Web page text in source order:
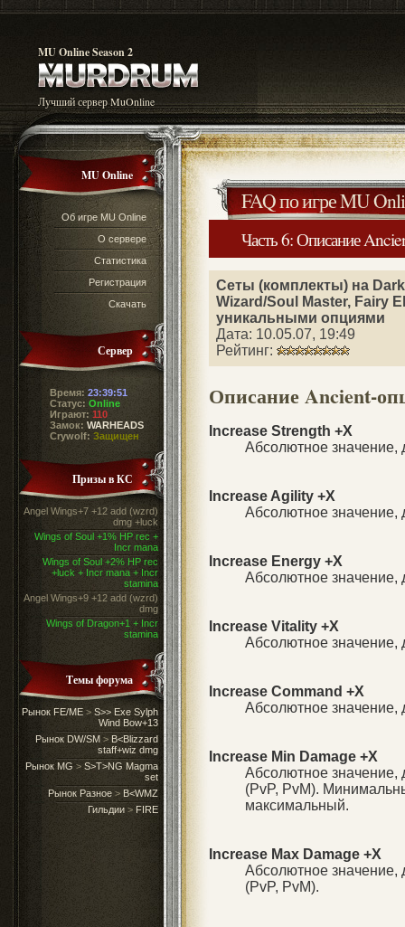
MU Online Season 2
Лучший сервер MuOnline
MU Online
Об игре MU Online
О сервере
Статистика
Регистрация
Скачать
Сервер
Время: 23:39:52
Статус: Online
Играют: 110
Замок: WARHEADS
Crywolf: Защищен
Призы в КС
Angel Wings+7 +12 add (wzrd)
dmg +luck
Wings of Soul +1% HP rec +
Incr mana
Wings of Soul +2% HP rec
+luck + Incr mana + Incr
stamina
Angel Wings+9 +12 add (wzrd)
dmg
Wings of Dragon+1 + Incr
stamina
Темы форума
Рынок FE/ME > S>> Exe Sylph
Wind Bow+13
Рынок DW/SM > B<Blizzard
staff+wiz dmg
Рынок MG > S>T>NG Magma
set
Рынок Разное > B<WMZ
Гильдии > FIRE
FAQ по игре MU
Часть 6: Описание
Cеты (комплекты) на
Wizard/Soul Master, Fairy
уникальными опциями
Дата: 10.05.07, 19:49
Рейтинг:
Описание Ancient-
Increase Strength +X
Абсолютное значение,
Increase Agility +X
Абсолютное значение,
Increase Energy +X
Абсолютное значение,
Increase Vitality +X
Абсолютное значение,
Increase Command +X
Абсолютное значение,
Increase Min Damage +X
Абсолютное значение,
(PvP, PvM).
максимальный.
Increase Max Damage +X
Абсолютное значение,
(PvP, PvM).